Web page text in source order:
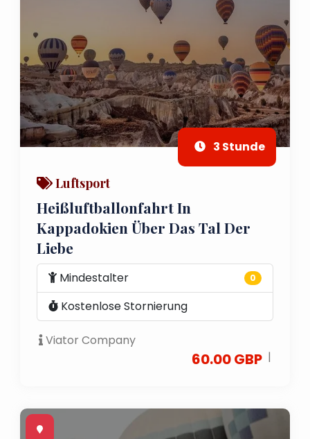
3 Stunde
Luftsport
Heißluftballonfahrt In
Kappadokien Über Das Tal Der
Liebe
Mindestalter 0
Kostenlose Stornierung
Viator Company
60.00 GBP |